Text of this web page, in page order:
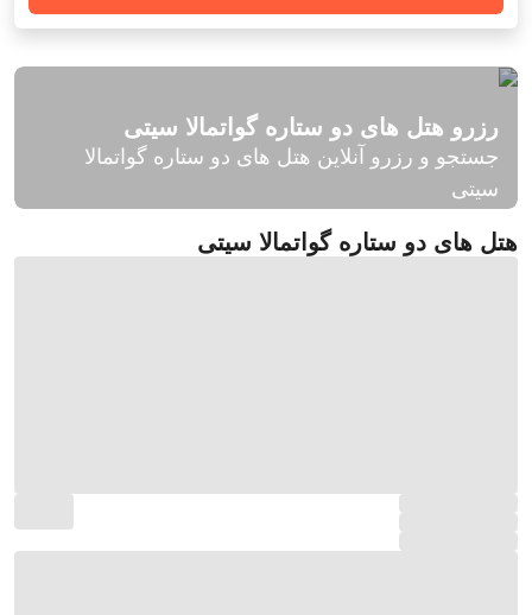
رزرو هتل های دو ستاره گواتمالا سیتی
جستجو و رزرو آنلاین هتل های دو ستاره گواتمالا
سیتی
هتل های دو ستاره گواتمالا سیتی